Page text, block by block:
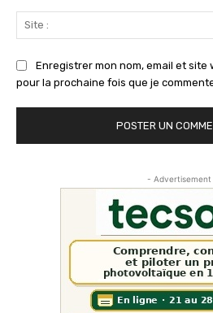
Enregistrer mon nom, email et site
pour la prochaine fois que je
- Advertisement